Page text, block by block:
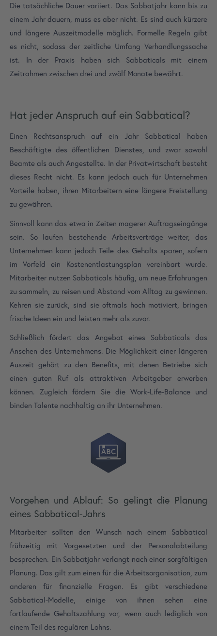
Die tatsächliche Dauer variiert. Das Sabbatjahr kann bis zu
einem Jahr dauern, muss es aber nicht. Es sind auch kürzere
und längere Auszeitmodelle möglich. Formelle Regeln gibt
es nicht, sodass der zeitliche Umfang Verhandlungssache
ist. In der Praxis haben sich Sabbaticals mit einem
Zeitrahmen zwischen drei und zwölf Monate bewährt.
Hat jeder Anspruch auf ein Sabbatical?
Einen Rechtsanspruch auf ein Jahr Sabbatical haben
Beschäftigte des öffentlichen Dienstes, und zwar sowohl
Beamte als auch Angestellte. In der Privatwirtschaft besteht
dieses Recht nicht. Es kann jedoch auch für Unternehmen
Vorteile haben, ihren Mitarbeitern eine längere Freistellung
zu gewähren.
Sinnvoll kann das etwa in Zeiten magerer Auftragseingänge
sein. So laufen bestehende Arbeitsverträge weiter, das
Unternehmen kann jedoch Teile des Gehalts sparen, sofern
im Vorfeld ein Kostenentlastungsplan vereinbart wurde.
Mitarbeiter nutzen Sabbaticals häufig, um neue Erfahrungen
zu sammeln, zu reisen und Abstand vom Alltag zu gewinnen.
Kehren sie zurück, sind sie oftmals hoch motiviert, bringen
frische Ideen ein und leisten mehr als zuvor.
Schließlich fördert das Angebot eines Sabbaticals das
Ansehen des Unternehmens. Die Möglichkeit einer längeren
Auszeit gehört zu den Benefits, mit denen Betriebe sich
einen guten Ruf als attraktiven Arbeitgeber erwerben
können. Zugleich fördern Sie die Work-Life-Balance und
binden Talente nachhaltig an ihr Unternehmen.
Vorgehen und Ablauf: So gelingt die Planung
eines Sabbatical-Jahrs
Mitarbeiter sollten den Wunsch nach einem Sabbatical
frühzeitig mit Vorgesetzten und der Personalabteilung
besprechen. Ein Sabbatjahr verlangt nach einer sorgfältigen
Planung. Das gilt zum einen für die Arbeitsorganisation, zum
anderen für finanzielle Fragen. Es gibt verschiedene
Sabbatical-Modelle, einige von ihnen sehen eine
fortlaufende Gehaltszahlung vor, wenn auch lediglich von
einem Teil des regulären Lohns.